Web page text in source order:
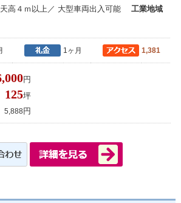
天高４ｍ以上／ 大型車両出入可能工業地域
1ヶ月 1,381
円
125坪
5,888円